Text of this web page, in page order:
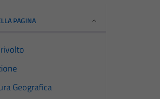
PAGINA
Geografica